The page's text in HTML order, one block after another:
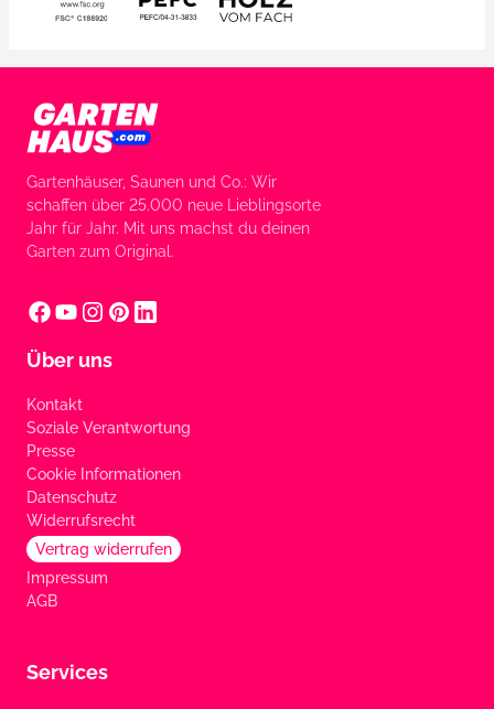
Gartenhäuser, Saunen und Co.: Wir
schaffen über 25.000 neue Lieblingsorte
Jahr für Jahr. Mit uns machst du deinen
Garten zum Original.
Über uns
Kontakt
Soziale Verantwortung
Presse
Cookie Informationen
Datenschutz
Widerrufsrecht
Vertrag widerrufen
Impressum
AGB
Services